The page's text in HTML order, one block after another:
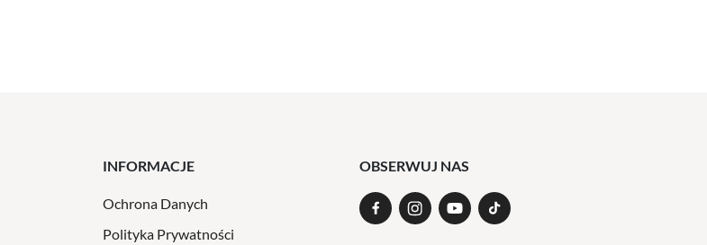
INFORMACJE
Ochrona Danych
Polityka Prywatności
OBSERWUJ NAS